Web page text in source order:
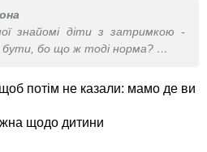
знайомі діти з затримкою -
бо що ж тоді норма?
який народився з нею в один
мовчки гуляв поруч, бо
слів в арсеналі, та й ті зрідка
потім не казали: мамо де ви
щодо дитини